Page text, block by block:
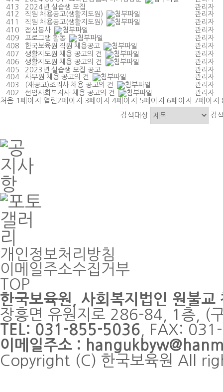
413
2024년 실습생 모집
관리자
412
직원 채용공고(생활지도원)
관리자
411
직원 채용공고(생활지도원)
관리자
410
점심봉사
관리자
409
프로그램 활동
관리자
408
한국보육원 직원 채용공고
관리자
407
생활지도원 채용 공고의 건
관리자
406
생활지도원 채용 공고의 건
관리자
405
2023년 실습생 모집 공고
관리자
404
사무원 채용 공고의 건
관리자
403
(재공고)조리사 채용 공고의 건
관리자
402
선임사회복지사 채용 공고의 건 관리자
처음 1페이지 열린 2페이지 3페이지 4페이지 5페이지 6페이지 7페이지
검색대상
검
개인정보처리방침
이메일주소수집거부
TOP
한국보육원 , 사회복지법인 원불교
장흥면 유원지로 286-84, 1층, (
TEL: 031-855-5036 , FAX:
이메일주소 :
Copyright (C) 한국보육원 All